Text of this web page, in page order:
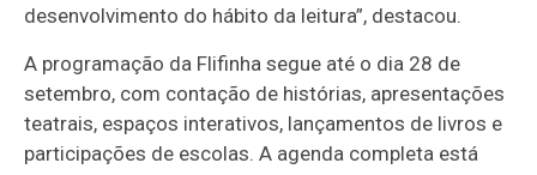
desenvolvimento do hábito da leitura”, destacou.
A programação da Flifinha segue até o dia 28 de
setembro, com contação de histórias, apresentações
teatrais, espaços interativos, lançamentos de livros e
participações de escolas. A agenda completa está